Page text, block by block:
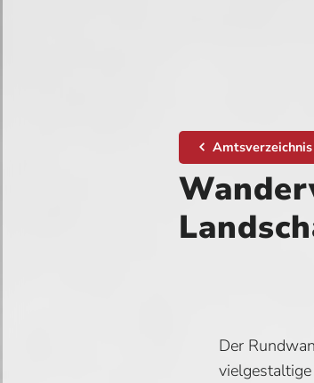
Amtsverzeichnis
Der